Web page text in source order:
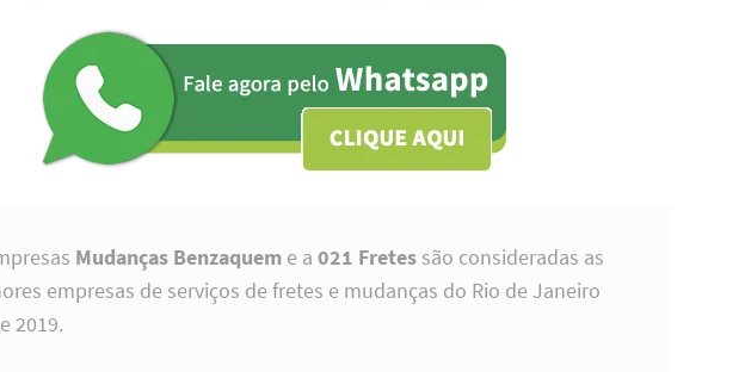
Mudanças Benzaqueme a 021 Fretessão consideradas as
empresas de serviços de fretes e mudanças do Rio de Janeiro
2019.